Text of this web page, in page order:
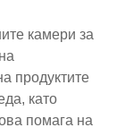
камери за
продуктите
като
помага на